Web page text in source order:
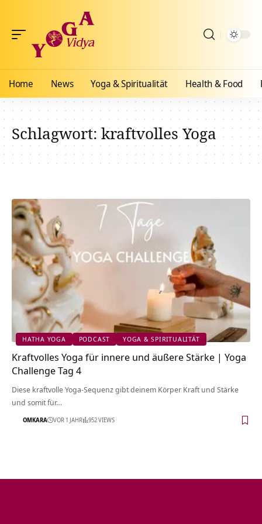
Home News Yoga & Spiritualität Health & Food
Schlagwort:kraftvolles Yoga
HATHA YOGA PODCAST YOGA & SPIRITUALITÄT
Kraftvolles Yoga für innere und äußere Stärke | Yoga
Challenge Tag 4
Diese kraftvolle Yoga-Sequenz gibt deinem Körper Kraft und Stärke
und somit für…
OMKARA VOR 1 JAHR 952 VIEWS